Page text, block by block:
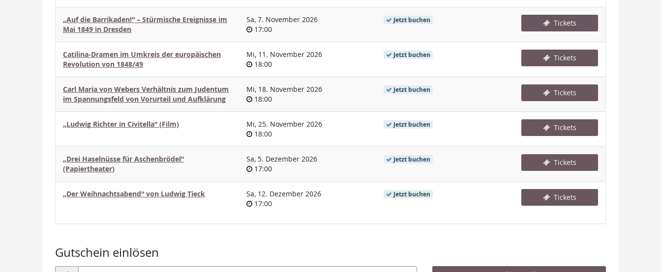
„Auf die Barrikaden!“ – Stürmische Ereignisse im
Mai 1849 in Dresden
Sa, 7. November 2026
Uhrzeit
17:00
Jetzt buchen Tickets
Catilina-Dramen im Umkreis der europäischen
Revolution von 1848/49
Mi, 11. November 2026
Uhrzeit
18:00
Jetzt buchen Tickets
Carl Maria von Webers Verhältnis zum Judentum
im Spannungsfeld von Vorurteil und Aufklärung
Mi, 18. November 2026
Uhrzeit
18:00
Jetzt buchen Tickets
„Ludwig Richter in Civitella“ (Film)
Mi, 25. November 2026
Uhrzeit
18:00
Jetzt buchen Tickets
„Drei Haselnüsse für Aschenbrödel“
(Papiertheater)
Sa, 5. Dezember 2026
Uhrzeit
17:00
Jetzt buchen Tickets
„Der Weihnachtsabend“ von Ludwig Tieck
Sa, 12. Dezember 2026
Uhrzeit
17:00
Jetzt buchen Tickets
Gutschein einlösen